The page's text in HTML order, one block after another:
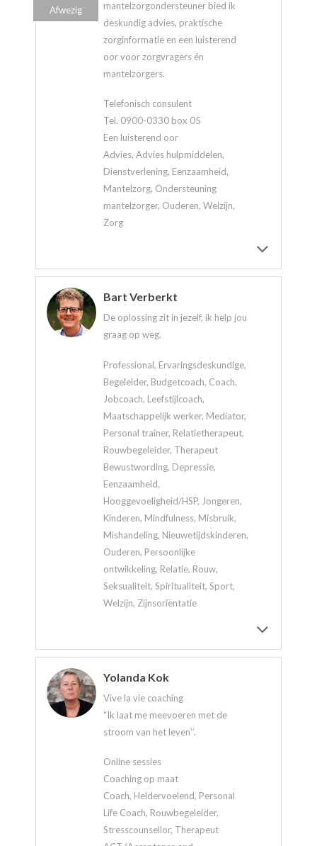
mantelzorgondersteuner bied ik
deskundig advies, praktische
zorginformatie en een luisterend
oor voor zorgvragers én
mantelzorgers.
Telefonisch consulent
Tel. 0900-0330 box 05
Een luisterend oor
Advies, Advies hulpmiddelen,
Dienstverlening, Eenzaamheid,
Mantelzorg, Ondersteuning
mantelzorger, Ouderen, Welzijn,
Zorg
Afwezig
Bart Verberkt
De oplossing zit in jezelf, ik help jou
graag op weg.
Professional, Ervaringsdeskundige,
Begeleider, Budgetcoach, Coach,
Jobcoach, Leefstijlcoach,
Maatschappelijk werker, Mediator,
Personal trainer, Relatietherapeut,
Rouwbegeleider, Therapeut
Bewustwording, Depressie,
Eenzaamheid,
Hooggevoeligheid/HSP, Jongeren,
Kinderen, Mindfulness, Misbruik,
Mishandeling, Nieuwetijdskinderen,
Ouderen, Persoonlijke
ontwikkeling, Relatie, Rouw,
Seksualiteit, Spiritualiteit, Sport,
Welzijn, Zijnsoriëntatie
Yolanda Kok
Vive la vie coaching
“Ik laat me meevoeren met de
stroom van het leven’’.
Online sessies
Coaching op maat
Coach, Heldervoelend, Personal
Life Coach, Rouwbegeleider,
Stresscounsellor, Therapeut